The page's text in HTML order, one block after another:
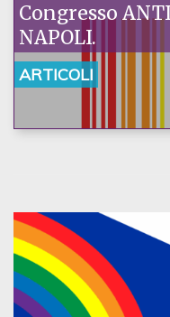
Congresso
NAPOLI.
ARTICOLI